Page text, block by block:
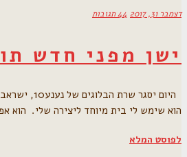
דצמבר 31, 2017 44 תגובות
ישן מפני חדש
הוא שימש לי בית מיוחד ליצירה שלי. הוא
לפוסט המלא